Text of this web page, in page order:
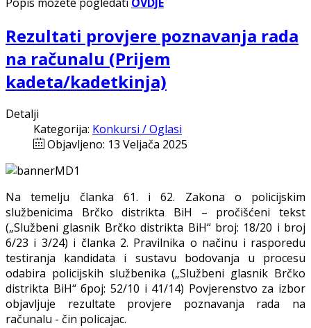
Rezultati provjere poznavanja rada
na računalu (Prijem
kadeta/kadetkinja)
Detalji
Kategorija: Konkursi / Oglasi
Objavljeno: 13 Veljača 2025
Na temelju članka 61. i 62. Zakona o policijskim
službenicima Brčko distrikta BiH – pročišćeni tekst
(„Službeni glasnik Brčko distrikta BiH“ broj: 18/20 i broj
6/23 i 3/24) i članka 2. Pravilnika o načinu i rasporedu
testiranja kandidata i sustavu bodovanja u procesu
odabira policijskih službenika („Službeni glasnik Brčko
distrikta BiH“ број: 52/10 i 41/14) Povjerenstvo za izbor
objavljuje rezultate provjere poznavanja rada na
računalu - čin policajac.